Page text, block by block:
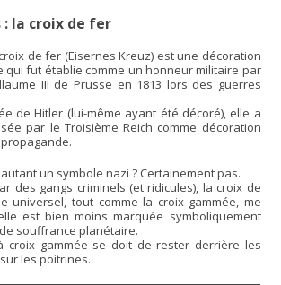
: la croix de fer
de fer (Eisernes Kreuz) est une décoration
qui fut établie comme un honneur militaire par
III de Prusse en 1813 lors des guerres
de Hitler (lui-même ayant été décoré), elle a
par le Troisième Reich comme décoration
un symbole nazi ? Certainement pas.
des gangs criminels (et ridicules), la croix de
universel, tout comme la croix gammée, me
est bien moins marquée symboliquement
souffrance planétaire.
croix gammée se doit de rester derrière les
les poitrines.